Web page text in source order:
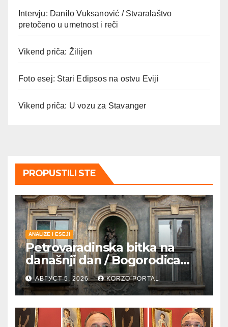
Intervju: Danilo Vuksanović / Stvaralaštvo
pretočeno u umetnost i reči
Vikend priča: Žilijen
Foto esej: Stari Edipsos na ostvu Eviji
Vikend priča: U vozu za Stavanger
PROPUSTILI STE
ANALIZE I ESEJI
Petrovaradinska bitka na
današnji dan / Bogorodica
pobednica u
petrovaradinskom Podgrađu
АВГУСТ 5, 2026 KORZO PORTAL